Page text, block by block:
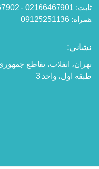
ثابت: 02166467901 - 02166467902
همراه: 09125251136
نشانی:
طبقه اول، واحد 3